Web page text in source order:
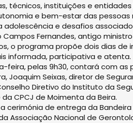
técnicos, instituições e
e bem-estar das pessoas
e desafios
Fernandes, antigo
o programa propõe dois dias de
informada, participativa e atenta.
feira, pelas 9h30, contará com as
Joaquim Seixas, diretor de
Diretivo do Instituto da
CPCJ de Moimenta da Beira.
cerimónia de entrega da
Associação Nacional de